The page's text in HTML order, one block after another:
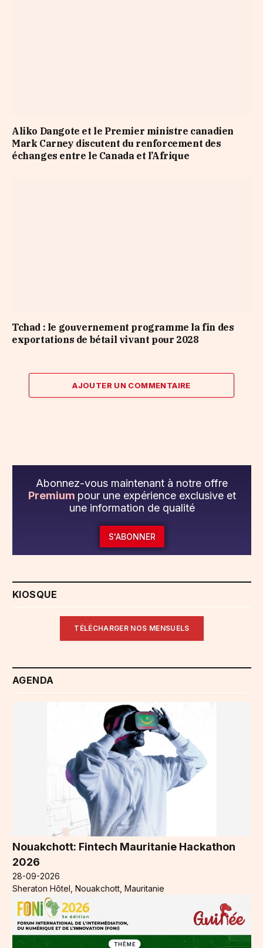
Aliko Dangote et le Premier ministre canadien
Mark Carney discutent du renforcement des
échanges entre le Canada et l’Afrique
Tchad : le gouvernement programme la fin des
exportations de bétail vivant pour 2028
AJOUTER UN COMMENTAIRE
Abonnez-vous maintenant à notre offre
Premium pour une expérience exclusive et
une information de qualité
S'ABONNER
KIOSQUE
TÉLÉCHARGER NOS MENSUELS
AGENDA
Nouakchott: Fintech Mauritanie Hackathon
2026
28-09-2026
Sheraton Hôtel, Nouakchott, Mauritanie